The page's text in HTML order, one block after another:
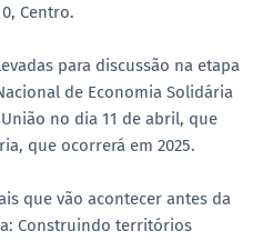
Centro.
para discussão na etapa
de Economia Solidária
no dia 11 de abril, que
que ocorrerá em 2025.
que vão acontecer antes da
Construindo territórios